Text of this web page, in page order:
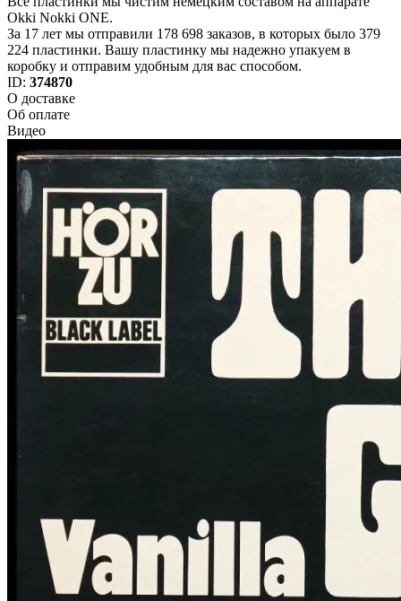
Okki Nokki ONE.
За 17 лет мы отправили 178 698 заказов, в которых было 379
224 пластинки. Вашу пластинку мы надежно упакуем в
коробку и отправим удобным для вас способом.
ID: 374870
О доставке
Об оплате
Видео